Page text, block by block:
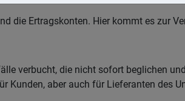
die Ertragskonten. Hier kommt es zur
verbucht, die nicht sofort beglichen
Kunden, aber auch für Lieferanten des